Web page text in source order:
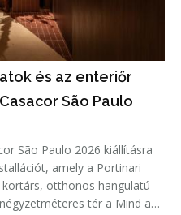
és az enteriőr
São Paulo
São Paulo 2026 kiállításra
amely a Portinari
otthonos hangulatú
tér a Mind and